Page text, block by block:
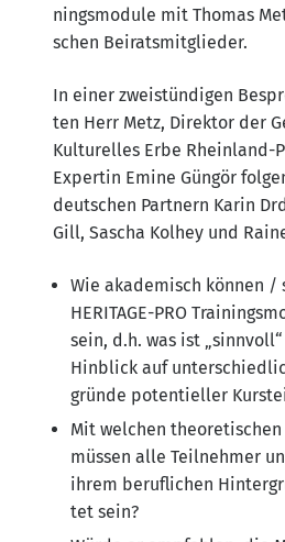
nings­mo­du­le mit Tho­mas
schen Beiratsmitglieder.
In einer zwei­stün­di­gen
ten Herr Metz, Direk­tor der
Kul­tu­rel­les Erbe Rhein­land-
Exper­tin Emi­ne Gün­gör
deut­schen Part­nern Karin
Gill, Sascha Kol­hey und
Wie aka­de­misch kön­nen /​
HERITAGE-PRO
sein, d.h. was ist
Hin­blick auf
grün­de poten­ti­el­ler
Mit wel­chen
müs­sen alle Teil­neh­mer
ihrem beruf­li­chen
tet sein?